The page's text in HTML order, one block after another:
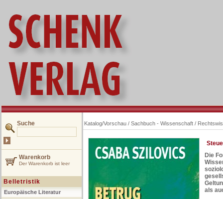
Suche
Warenkorb
Der Warenkorb ist leer
Belletristik
Europäische Literatur
Katalog/Vorschau / Sachbuch - Wissenschaft /
Die
als